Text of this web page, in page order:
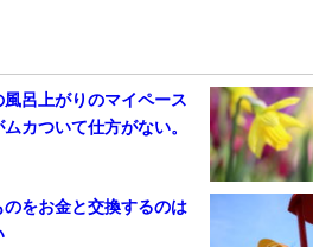
風呂上がりのマイペース
カついて仕方がない。
をお金と交換するのは